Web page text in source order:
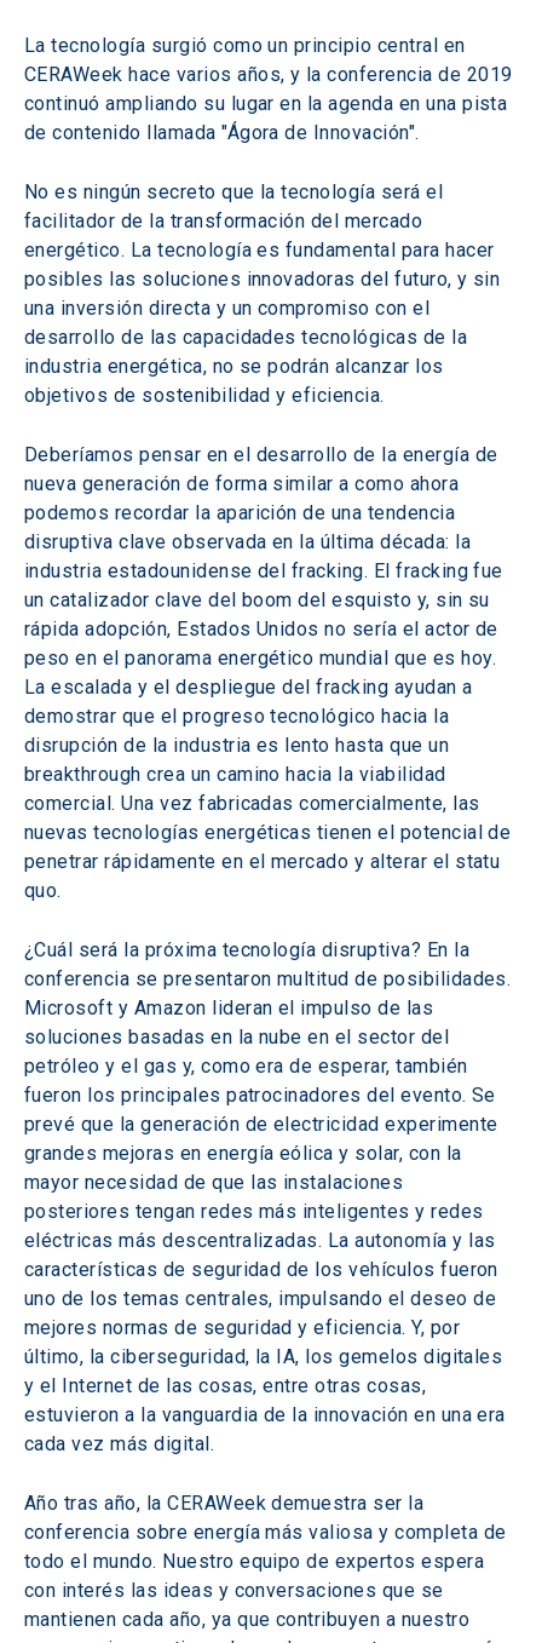
La tecnología surgió como un principio central en
CERAWeek hace varios años, y la conferencia de 2019
continuó ampliando su lugar en la agenda en una pista
de contenido llamada "Ágora de Innovación".
No es ningún secreto que la tecnología será el
facilitador de la transformación del mercado
energético. La tecnología es fundamental para hacer
posibles las soluciones innovadoras del futuro, y sin
una inversión directa y un compromiso con el
desarrollo de las capacidades tecnológicas de la
industria energética, no se podrán alcanzar los
objetivos de sostenibilidad y eficiencia.
Deberíamos pensar en el desarrollo de la energía de
nueva generación de forma similar a como ahora
podemos recordar la aparición de una tendencia
disruptiva clave observada en la última década: la
industria estadounidense del fracking. El fracking fue
un catalizador clave del boom del esquisto y, sin su
rápida adopción, Estados Unidos no sería el actor de
peso en el panorama energético mundial que es hoy.
La escalada y el despliegue del fracking ayudan a
demostrar que el progreso tecnológico hacia la
disrupción de la industria es lento hasta que un
breakthrough crea un camino hacia la viabilidad
comercial. Una vez fabricadas comercialmente, las
nuevas tecnologías energéticas tienen el potencial de
penetrar rápidamente en el mercado y alterar el statu
quo.
¿Cuál será la próxima tecnología disruptiva? En la
conferencia se presentaron multitud de posibilidades.
Microsoft y Amazon lideran el impulso de las
soluciones basadas en la nube en el sector del
petróleo y el gas y, como era de esperar, también
fueron los principales patrocinadores del evento. Se
prevé que la generación de electricidad experimente
grandes mejoras en energía eólica y solar, con la
mayor necesidad de que las instalaciones
posteriores tengan redes más inteligentes y redes
eléctricas más descentralizadas. La autonomía y las
características de seguridad de los vehículos fueron
uno de los temas centrales, impulsando el deseo de
mejores normas de seguridad y eficiencia. Y, por
último, la ciberseguridad, la IA, los gemelos digitales
y el Internet de las cosas, entre otras cosas,
estuvieron a la vanguardia de la innovación en una era
cada vez más digital.
Año tras año, la CERAWeek demuestra ser la
conferencia sobre energía más valiosa y completa de
todo el mundo. Nuestro equipo de expertos espera
con interés las ideas y conversaciones que se
mantienen cada año, ya que contribuyen a nuestro